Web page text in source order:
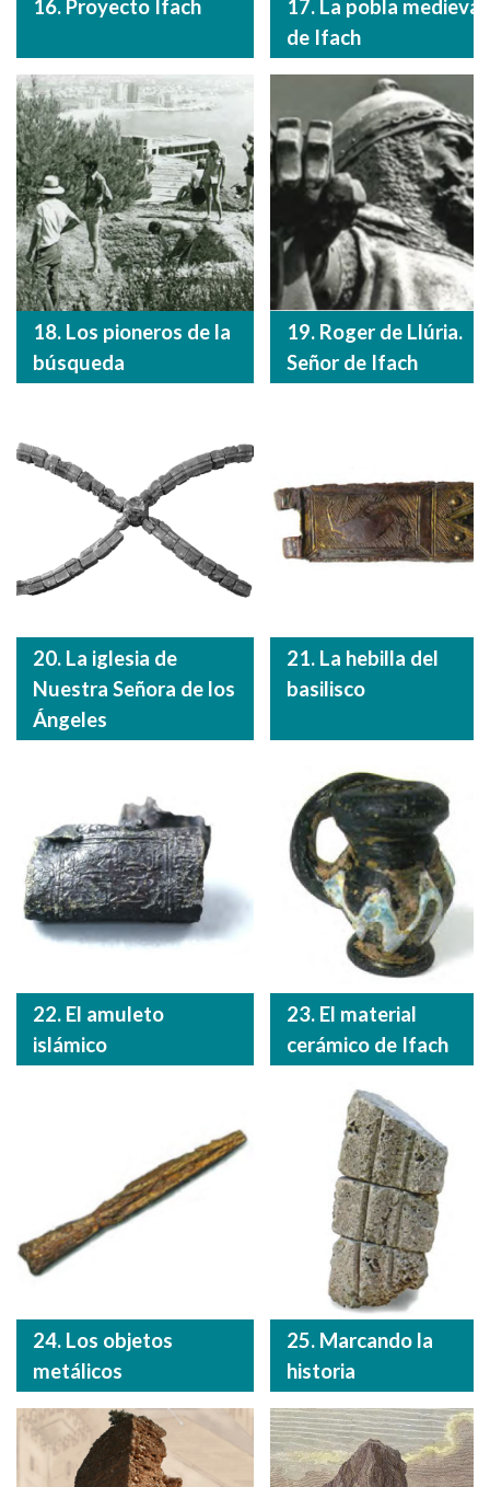
16. Proyecto Ifach
17. La pobla medieval
de Ifach
18. Los pioneros de la
búsqueda
19. Roger de Llúria.
Señor de Ifach
20. La iglesia de
Nuestra Señora de los
Ángeles
21. La hebilla del
basilisco
22. El amuleto
islámico
23. El material
cerámico de Ifach
24. Los objetos
metálicos
25. Marcando la
historia